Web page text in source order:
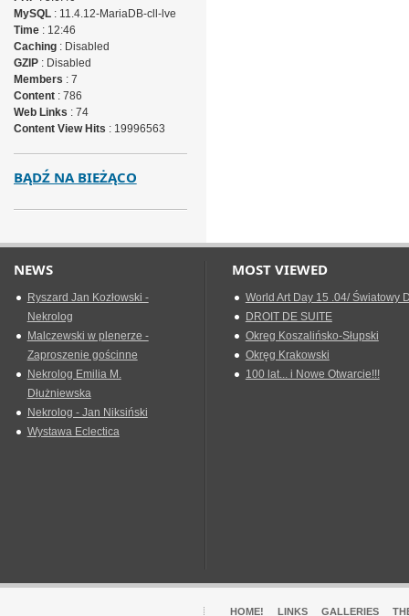
MySQL: 11.4.12-MariaDB-cll-lve
Time: 12:46
Caching: Disabled
GZIP: Disabled
Members : 7
Content: 786
Web Links : 74
Content View Hits : 19996563
BĄDŹ NA BIEŻĄCO
NEWS
Ryszard Jan Kozłowski -
Nekrolog
Malczewski w plenerze -
Zaproszenie gościnne
Nekrolog Emilia M.
Dłużniewska
Nekrolog - Jan Niksiński
Wystawa Eclectica
MOST VIEWED
World Art Day 15 .04/ Światowy
DROIT DE SUITE
Okreg Koszalińsko-Słupski
Okręg Krakowski
100 lat... i Nowe Otwarcie!!!
HOME! LINKS GALLERIES